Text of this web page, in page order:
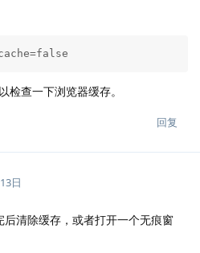
检查一下浏览器缓存。
回复
日
后清除缓存，或者打开一个无痕窗